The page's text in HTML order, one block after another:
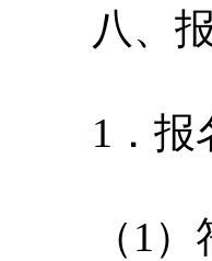
八、报
1．报
（1）符